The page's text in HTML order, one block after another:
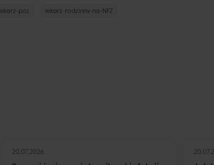
lekarz-poz lekarz-rodzinny-na-NFZ
20.07.2026